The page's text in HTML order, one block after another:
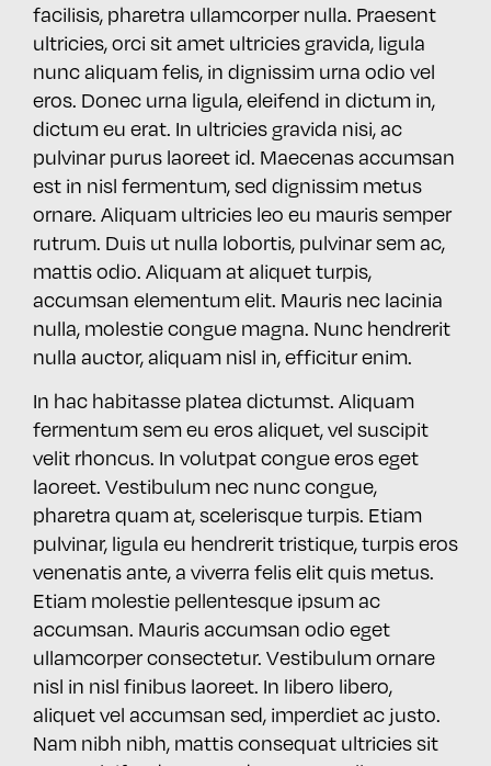
facilisis, pharetra ullamcorper nulla. Praesent
ultricies, orci sit amet ultricies gravida, ligula
nunc aliquam felis, in dignissim urna odio vel
eros. Donec urna ligula, eleifend in dictum in,
dictum eu erat. In ultricies gravida nisi, ac
pulvinar purus laoreet id. Maecenas accumsan
est in nisl fermentum, sed dignissim metus
ornare. Aliquam ultricies leo eu mauris semper
rutrum. Duis ut nulla lobortis, pulvinar sem ac,
mattis odio. Aliquam at aliquet turpis,
accumsan elementum elit. Mauris nec lacinia
nulla, molestie congue magna. Nunc hendrerit
nulla auctor, aliquam nisl in, efficitur enim.
In hac habitasse platea dictumst. Aliquam
fermentum sem eu eros aliquet, vel suscipit
velit rhoncus. In volutpat congue eros eget
laoreet. Vestibulum nec nunc congue,
pharetra quam at, scelerisque turpis. Etiam
pulvinar, ligula eu hendrerit tristique, turpis eros
venenatis ante, a viverra felis elit quis metus.
Etiam molestie pellentesque ipsum ac
accumsan. Mauris accumsan odio eget
ullamcorper consectetur. Vestibulum ornare
nisl in nisl finibus laoreet. In libero libero,
aliquet vel accumsan sed, imperdiet ac justo.
Nam nibh nibh, mattis consequat ultricies sit